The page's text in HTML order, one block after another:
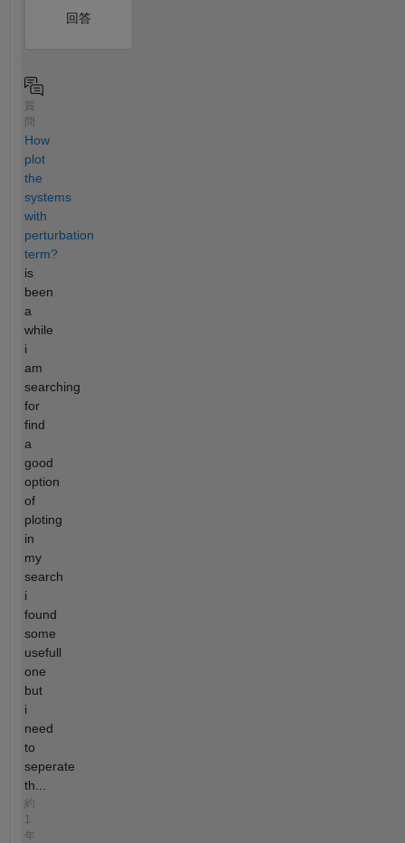
回答
質
How
plot
the
systems
with
perturbation
term?
is
been
a
while
i
am
searching
for
find
a
good
option
of
ploting
in
my
search
i
found
some
usefull
one
but
i
need
to
seperate
th...
約
1
年